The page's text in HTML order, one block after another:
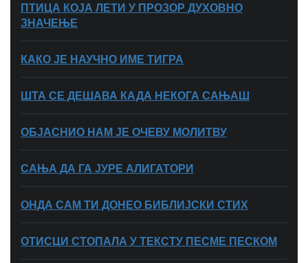
ПТИЦА КОЈА ЛЕТИ У ПРОЗОР ДУХОВНО
ЗНАЧЕЊЕ
КАКО ЈЕ НАУЧНО ИМЕ ТИГРА
ШТА СЕ ДЕШАВА КАДА НЕКОГА САЊАШ
ОБЈАСНИО НАМ ЈЕ ОЧЕВУ МОЛИТВУ
САЊА ДА ГА ЈУРЕ АЛИГАТОРИ
ОНДА САМ ТИ ДОНЕО БИБЛИЈСКИ СТИХ
ОТИСЦИ СТОПАЛА У ТЕКСТУ ПЕСМЕ ПЕСКОМ